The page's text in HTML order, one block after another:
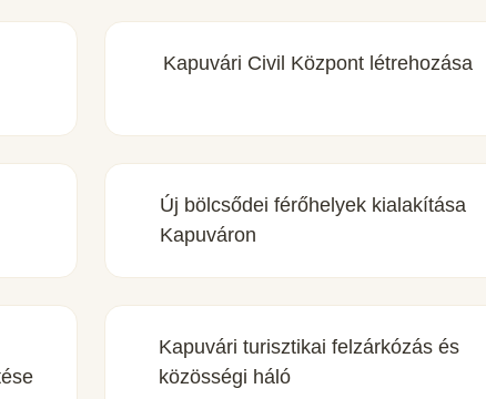
Kapuvári Civil Központ létrehozása
Új bölcsődei férőhelyek kialakítása
Kapuváron
Kapuvári turisztikai felzárkózás és
közösségi háló